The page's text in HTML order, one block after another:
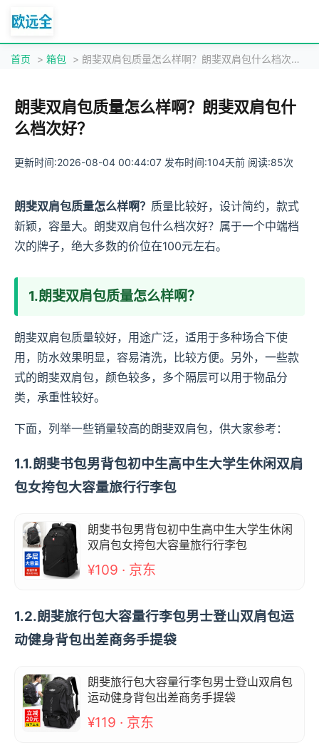
首页 > 箱包 > 朗斐双肩包质量怎么样啊？朗斐双肩包什么档次好？
朗斐双肩包质量怎么样啊？朗斐双肩包什
么档次好？
更新时间:2026-08-04 00:44:07 发布时间:104天前 阅读:85次
朗斐双肩包质量怎么样啊？ 质量比较好，设计简约，款式
新颖，容量大。朗斐双肩包什么档次好？属于一个中端档
次的牌子，绝大多数的价位在100元左右。
1.朗斐双肩包质量怎么样啊？
朗斐双肩包质量较好，用途广泛，适用于多种场合下使
用，防水效果明显，容易清洗，比较方便。另外，一些款
式的朗斐双肩包，颜色较多，多个隔层可以用于物品分
类，承重性较好。
下面，列举一些销量较高的朗斐双肩包，供大家参考：
1.1.朗斐书包男背包初中生高中生大学生休闲双肩
包女挎包大容量旅行行李包
朗斐书包男背包初中生高中生大学生休闲
双肩包女挎包大容量旅行行李包
¥109 · 京东
1.2.朗斐旅行包大容量行李包男士登山双肩包运
动健身背包出差商务手提袋
朗斐旅行包大容量行李包男士登山双肩包
运动健身背包出差商务手提袋
¥119 · 京东